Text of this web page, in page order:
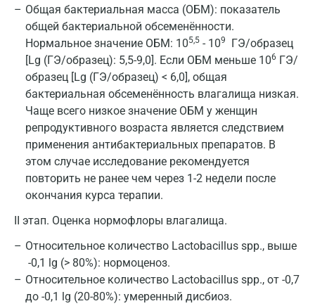
Общая бактериальная масса (ОБМ): показатель
общей бактериальной обсеменённости.
Нормальное значение ОБМ: 105,5 - 109
ГЭ/образец
[Lg (ГЭ/образец): 5,5-9,0]. Если ОБМ меньше 106 ГЭ/
образец [Lg (ГЭ/образец) < 6,0], общая
бактериальная обсеменённость влагалища низкая.
Чаще всего низкое значение ОБМ у женщин
репродуктивного возраста является следствием
применения антибактериальных препаратов. В
этом случае исследование рекомендуется
повторить не ранее чем через 1-2 недели после
окончания курса терапии.
II этап. Оценка нормофлоры влагалища.
Относительное количество Lactobacillus spp., выше
-0,1 lg (> 80%): нормоценоз.
Относительное количество Lactobacillus spp., от -0,7
до -0,1 lg (20-80%): умеренный дисбиоз.